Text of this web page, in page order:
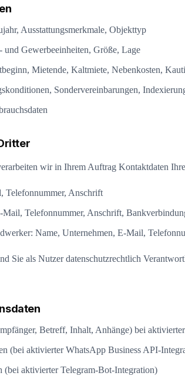
Ausstattungsmerkmale, Objekttyp
und Gewerbeeinheiten, Größe, Lage
Mietende, Kaltmiete, Nebenkosten,
Sondervereinbarungen,
wir in Ihrem Auftrag Kontaktdaten
Telefonnummer, Anschrift
Mail, Telefonnummer, Anschrift,
Name, Unternehmen, E-Mail,
Sie als Nutzer datenschutzrechtlich
Betreff, Inhalt, Anhänge) bei
(bei aktivierter WhatsApp Business API-
(bei aktivierter Telegram-Bot-Integration)